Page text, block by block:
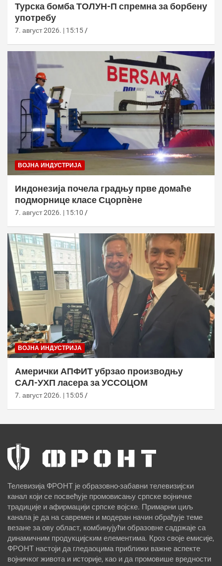
Турска бомба ТОЛУН-П спремна за борбену
употребу
7. август 2026. | 15:15
ВОЈНА ИНДУСТРИЈА
Индонезија почела градњу прве домаће
подморнице класе Сцорпèне
7. август 2026. | 15:10
ВОЈНА ИНДУСТРИЈА
Амерички АПФИТ убрзао производњу
САЛ-УХП ласера за УССОЦОМ
7. август 2026. | 15:05
Телевизија ФРОНТ је образовно-забавни телевизијски
канал који се посвећује промовисању српске војничке
традиције и афирмацији српске војске. Примарни циљ
канала је да на савремен и модеран начин обрађује теме
везане за ову област, комбинујући образовне садржаје са
динамичним продукцијским елементима. Кроз своје емисије,
ФРОНТ настоји да гледаоцима приближи важне аспекте
војничког живота и историје, као и да промовише вредности